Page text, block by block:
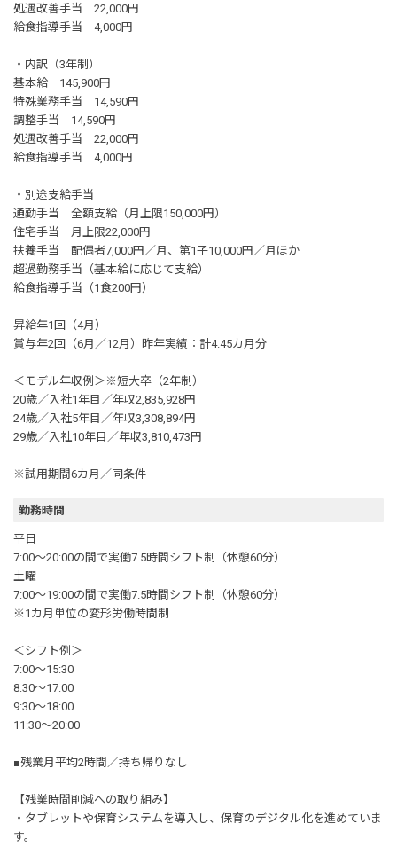
処遇改善手当 22,000円
給食指導手当 4,000円
・内訳（3年制）
基本給 145,900円
特殊業務手当 14,590円
調整手当 14,590円
処遇改善手当 22,000円
給食指導手当 4,000円
・別途支給手当
通勤手当 全額支給（月上限150,000円）
住宅手当 月上限22,000円
扶養手当 配偶者7,000円／月、第1子10,000円／月ほか
超過勤務手当（基本給に応じて支給）
給食指導手当（1食200円）
昇給年1回（4月）
賞与年2回（6月／12月）昨年実績：計4.45カ月分
＜モデル年収例＞※短大卒（2年制）
20歳／入社1年目／年収2,835,928円
24歳／入社5年目／年収3,308,894円
29歳／入社10年目／年収3,810,473円
※試用期間6カ月／同条件
勤務時間
平日
7:00～20:00の間で実働7.5時間シフト制（休憩60分）
土曜
7:00～19:00の間で実働7.5時間シフト制（休憩60分）
※1カ月単位の変形労働時間制
＜シフト例＞
7:00～15:30
8:30～17:00
9:30～18:00
11:30～20:00
■残業月平均2時間／持ち帰りなし
【残業時間削減への取り組み】
・タブレットや保育システムを導入し、保育のデジタル化を進めていま
す。